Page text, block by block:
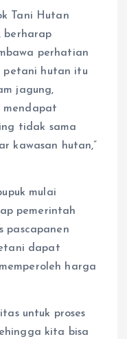
Tani Hutan
berharap
perhatian
petani hutan itu
jagung,
mendapat
tidak sama
kawasan hutan,”
mulai
pemerintah
pascapanen
dapat
harga
untuk proses
kita bisa